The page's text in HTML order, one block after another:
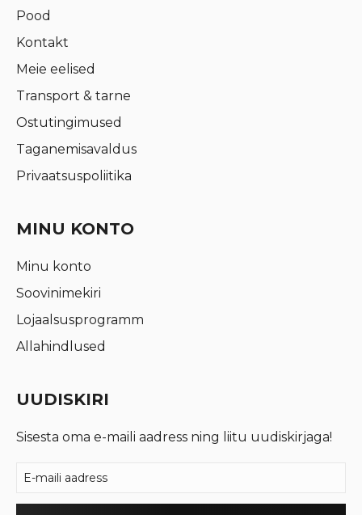
Pood
Kontakt
Meie eelised
Transport & tarne
Ostutingimused
Taganemisavaldus
Privaatsuspoliitika
MINU KONTO
Minu konto
Soovinimekiri
Lojaalsusprogramm
Allahindlused
UUDISKIRI
Sisesta oma e-maili aadress ning liitu uudiskirjaga!